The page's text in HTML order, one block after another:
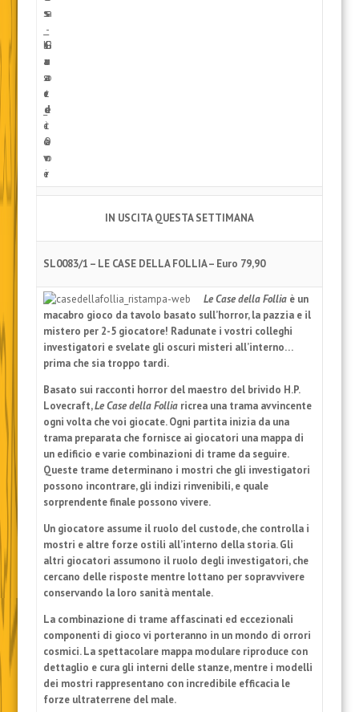
IN USCITA QUESTA SETTIMANA
SL0083/1 – LE CASE DELLA FOLLIA – Euro 79,90
Le Case della Follia è un
macabro gioco da tavolo basato sull’horror, la pazzia e il
mistero per 2-5 giocatore! Radunate i vostri colleghi
investigatori e svelate gli oscuri misteri all’interno…
prima che sia troppo tardi.
Basato sui racconti horror del maestro del brivido H.P.
Lovecraft,LeCase della Follia ricrea una trama avvincente
ogni volta che voi giocate. Ogni partita inizia da una
trama preparata che fornisce ai giocatori una mappa di
un edificio e varie combinazioni di trame da seguire.
Queste trame determinano i mostri che gli investigatori
possono incontrare, gli indizi rinvenibili, e quale
sorprendente finale possono vivere.
Un giocatore assume il ruolo del custode, che controlla i
mostri e altre forze ostili all’interno della storia. Gli
altri giocatori assumono il ruolo degli investigatori, che
cercano delle risposte mentre lottano per sopravvivere
conservando la loro sanità mentale.
La combinazione di trame affascinati ed eccezionali
componenti di gioco vi porteranno in un mondo di orrori
cosmici. La spettacolare mappa modulare riproduce con
dettaglio e cura gli interni delle stanze, mentre i modelli
dei mostri rappresentano con incredibile efficacia le
forze ultraterrene del male.